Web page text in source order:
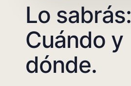
Lo sabrás:
Cuándo y
dónde.